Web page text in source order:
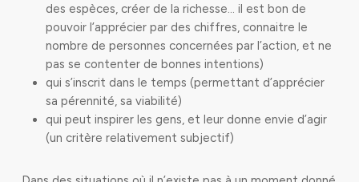
des espèces, créer de la richesse… il est bon de
pouvoir l’apprécier par des chiffres, connaitre le
nombre de personnes concernées par l’action, et ne
pas se contenter de bonnes intentions)
qui s’inscrit dans le temps (permettant d’apprécier
sa pérennité, sa viabilité)
qui peut inspirer les gens, et leur donne envie d’agir
(un critère relativement subjectif)